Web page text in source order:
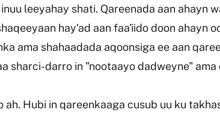
leeyahay shati. Qareenada aan ahayn
hay'ad aan faa'iido doon ahayn
ama shahaadada aqoonsiga ee aan
sharci-darro in "nootaayo dadweyne" ama
Hubi in qareenkaaga cusub uu ku